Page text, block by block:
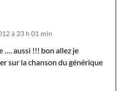
à 23 h 01 min
…. aussi !!! bon allez je
sur la chanson du générique